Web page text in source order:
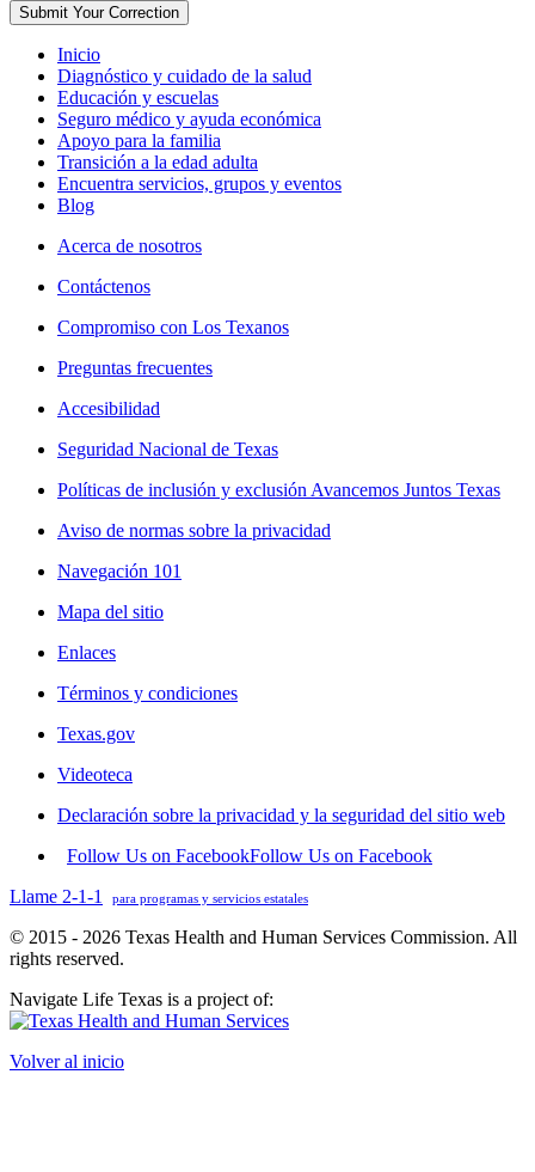
Inicio
Diagnóstico y cuidado de la salud
Educación y escuelas
Seguro médico y ayuda económica
Apoyo para la familia
Transición a la edad adulta
Encuentra servicios, grupos y eventos
Blog
Acerca de nosotros
Contáctenos
Compromiso con Los Texanos
Preguntas frecuentes
Accesibilidad
Seguridad Nacional de Texas
Políticas de inclusión y exclusión Avancemos Juntos Texas
Aviso de normas sobre la privacidad
Navegación 101
Mapa del sitio
Enlaces
Términos y condiciones
Texas.gov
Videoteca
Declaración sobre la privacidad y la seguridad del sitio web
Follow Us on FacebookFollow Us on Facebook
Llame 2-1-1
para programas y servicios estatales
© 2015 - 2026 Texas Health and Human Services Commission. All
rights reserved.
Navigate Life Texas is a project of:
Volver al inicio